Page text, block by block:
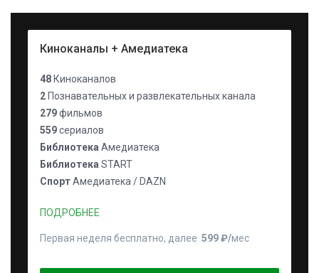
Киноканалы + Амедиатека
48 Киноканалов
2 Познавательных и развлекательных канала
279фильмов
559сериалов
Библиотека Амедиатека
Библиотека START
СпортАмедиатека / DAZN
ПОДРОБНЕЕ
Первая неделя бесплатно, далее 599 ₽⁠/⁠мес